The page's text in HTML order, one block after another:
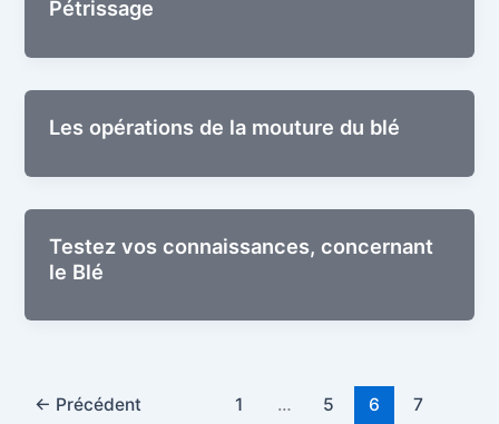
Pétris­sage
Les opé­ra­tions de la mou­ture du blé
Tes­tez vos connais­sances, concer­nant
le Blé
← Précédent 1 … 5 6 7